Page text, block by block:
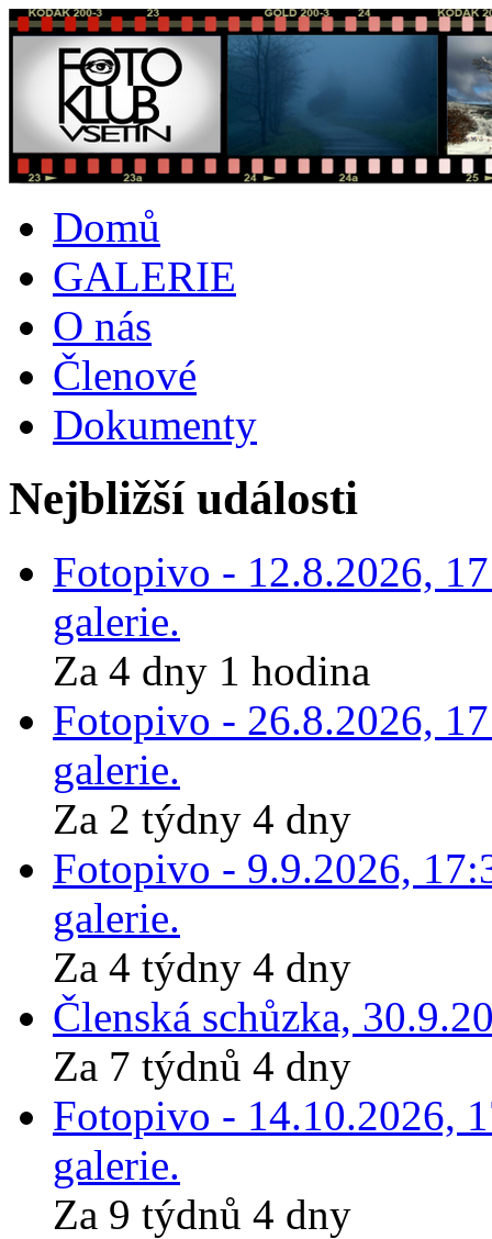
Domů
GALERIE
O nás
Členové
Dokumenty
Nejbližší události
Fotopivo - 12.8.2026,
galerie.
Za 4 dny 1 hodina
Fotopivo - 26.8.2026,
galerie.
Za 2 týdny 4 dny
Fotopivo - 9.9.2026,
galerie.
Za 4 týdny 4 dny
Členská schůzka,
Za 7 týdnů 4 dny
Fotopivo - 14.10.2026,
galerie.
Za 9 týdnů 4 dny